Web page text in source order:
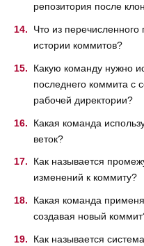
репозитория после
Что из перечисленного
истории коммитов?
Какую команду нужно
последнего коммита с
рабочей директории?
Какая команда
веток?
Как называется
изменений к коммиту?
Какая команда
создавая новый
Как называется